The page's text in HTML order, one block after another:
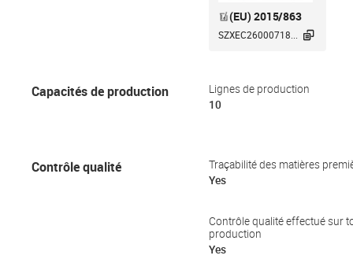
(EU) 2015/863
SZXEC26000718... 
Capacités de production
Lignes de production
10
Contrôle qualité
Traçabilité des matières
Yes
Contrôle qualité effectué sur
production
Yes